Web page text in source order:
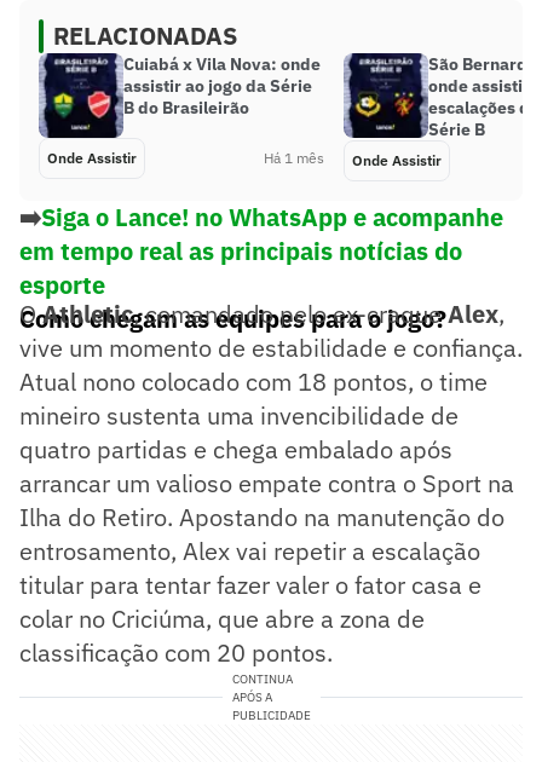
RELACIONADAS
Cuiabá x Vila Nova: onde
assistir ao jogo da Série
B do Brasileirão
Onde Assistir Há 1 mês
São
onde assistir,
escalações
Série B
Onde Assistir
➡️Siga o Lance! no WhatsApp e acompanhe
em tempo real as principais notícias do
esporte
Como chegam as equipes para o jogo?
OAthletic, comandado pelo ex-craqueAlex,
vive um momento de estabilidade e confiança.
Atual nono colocado com 18 pontos, o time
mineiro sustenta uma invencibilidade de
quatro partidas e chega embalado após
arrancar um valioso empate contra o Sport na
Ilha do Retiro. Apostando na manutenção do
entrosamento, Alex vai repetir a escalação
titular para tentar fazer valer o fator casa e
colar no Criciúma, que abre a zona de
classificação com 20 pontos.
CONTINUA
APÓS A
PUBLICIDADE